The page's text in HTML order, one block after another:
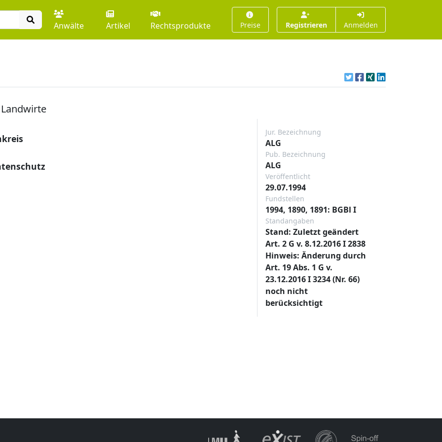
Anwälte Artikel Rechtsprodukte Preise Registrieren Anmelden
Jur. Bezeichnung
ALG
Pub. Bezeichnung
ALG
Veröffentlicht
29.07.1994
Fundstellen
1994, 1890, 1891: BGBl I
Standangaben
Stand: Zuletzt geändert
Art. 2 G v. 8.12.2016 I 2838
Hinweis: Änderung durch
Art. 19 Abs. 1 G v.
23.12.2016 I 3234 (Nr. 66)
noch nicht
berücksichtigt